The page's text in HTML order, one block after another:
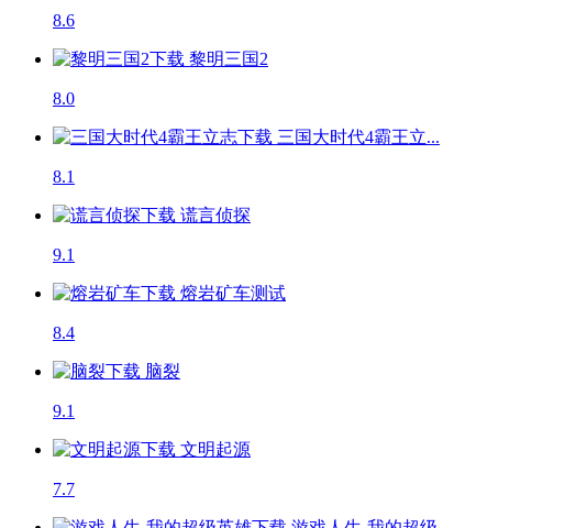
8.6
黎明三国2
8.0
三国大时代4霸王立...
8.1
谎言侦探
9.1
熔岩矿车测试
8.4
脑裂
9.1
文明起源
7.7